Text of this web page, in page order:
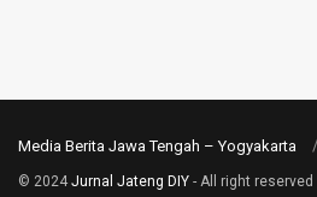
Media Berita Jawa Tengah – Yogyakarta
© 2024 Jurnal Jateng DIY - All right reserved